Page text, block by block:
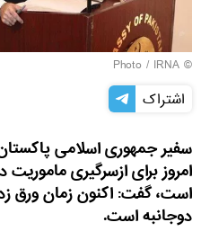
© Photo / IRNA
اشتراک
سفیر جمهوری اسلامی
امروز برای ازسرگیری
است، گفت: اکنون زمان ورق
دوجانبه است.